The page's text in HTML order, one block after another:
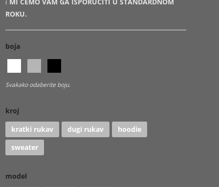
ROKU.
boja
Svakako odaberite boju.
kroj
kratki rukav
dugi rukav
hoodie
sweater
model